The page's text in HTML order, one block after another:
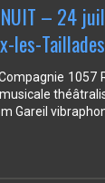
NUIT – 24
les-Taillades
Gareil